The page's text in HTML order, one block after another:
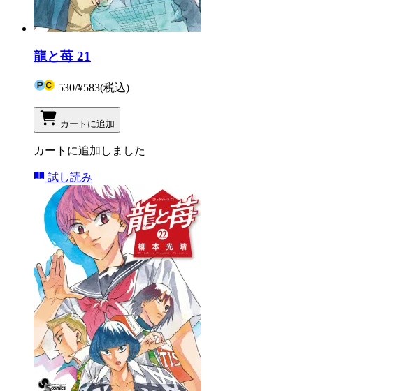
龍と苺 21
530/¥583(税込)
カートに追加
カートに追加しました
試し読み